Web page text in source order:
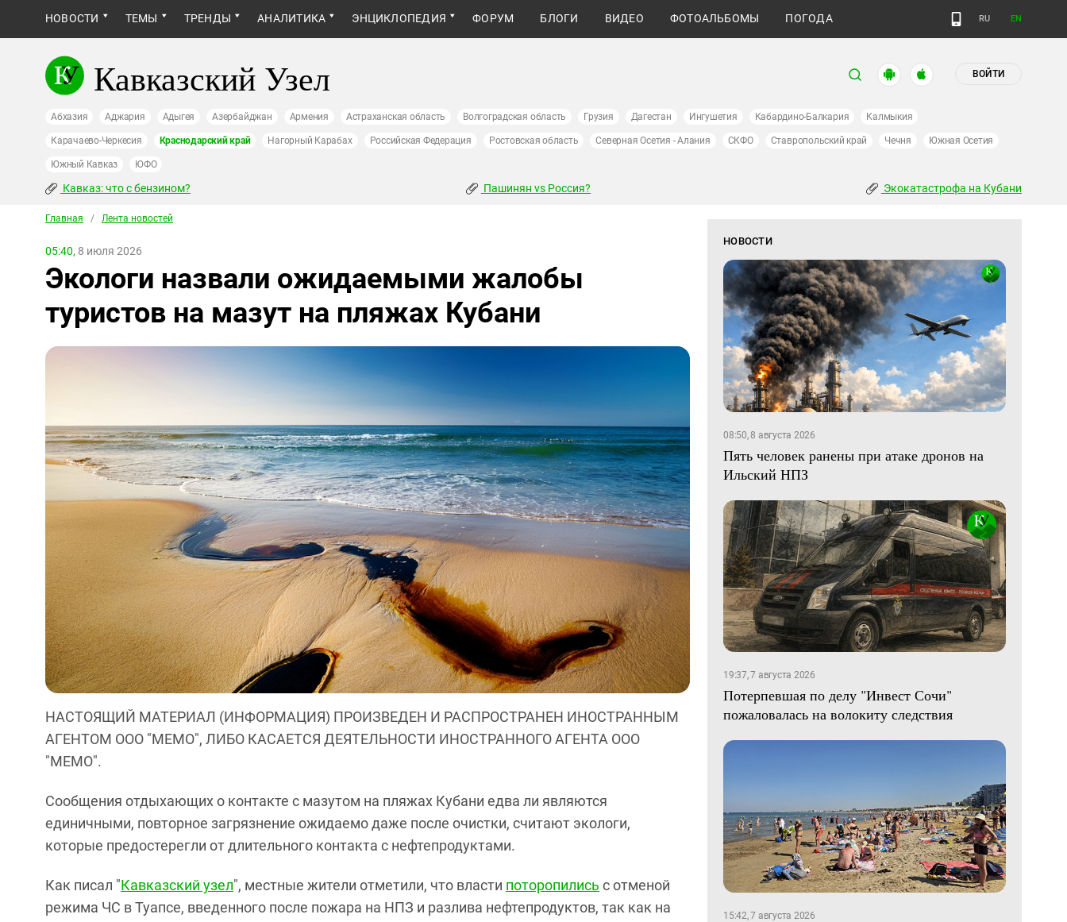
НОВОСТИ ТЕМЫ ТРЕНДЫ АНАЛИТИКА ЭНЦИКЛОПЕДИЯ ФОРУМ БЛОГИ ВИДЕО ФОТОАЛЬБОМЫ ПОГОДА RU EN
Кавказский Узел ВОЙТИ
Абхазия Аджария Адыгея Азербайджан Армения Астраханская область Волгоградская область Грузия Дагестан Ингушетия Кабардино-Балкария Калмыкия
Карачаево-Черкесия Краснодарский край Нагорный Карабах Российская Федерация Ростовская область Северная Осетия - Алания СКФО Ставропольский край Чечня Южная Осетия
Южный Кавказ ЮФО
Кавказ: что с бензином? Пашинян vs Россия? Экокатастрофа на Кубани
Главная / Лента новостей
05:40, 8 июля 2026
Экологи назвали ожидаемыми жалобы
туристов на мазут на пляжах Кубани
НАСТОЯЩИЙ МАТЕРИАЛ (ИНФОРМАЦИЯ) ПРОИЗВЕДЕН И РАСПРОСТРАНЕН ИНОСТРАННЫМ
АГЕНТОМ ООО "МЕМО", ЛИБО КАСАЕТСЯ ДЕЯТЕЛЬНОСТИ ИНОСТРАННОГО АГЕНТА ООО
"МЕМО".
Сообщения отдыхающих о контакте с мазутом на пляжах Кубани едва ли являются
единичными, повторное загрязнение ожидаемо даже после очистки, считают экологи,
которые предостерегли от длительного контакта с нефтепродуктами.
Как писал "Кавказский узел", местные жители отметили, что власти поторопились с отменой
режима ЧС в Туапсе, введенного после пожара на НПЗ и разлива нефтепродуктов, так как на
НОВОСТИ
08:50, 8 августа 2026
Пять человек ранены при атаке дронов на
Ильский НПЗ
19:37, 7 августа 2026
Потерпевшая по делу "Инвест Сочи"
пожаловалась на волокиту следствия
15:42, 7 августа 2026